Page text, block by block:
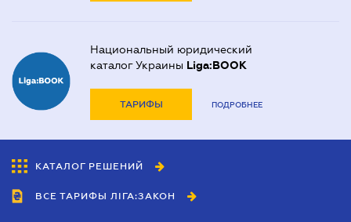
Национальный юридический
каталог Украины Liga:BOOK
ТАРИФЫ ПОДРОБНЕЕ
КАТАЛОГ РЕШЕНИЙ
ВСЕ ТАРИФЫ ЛІГА:ЗАКОН